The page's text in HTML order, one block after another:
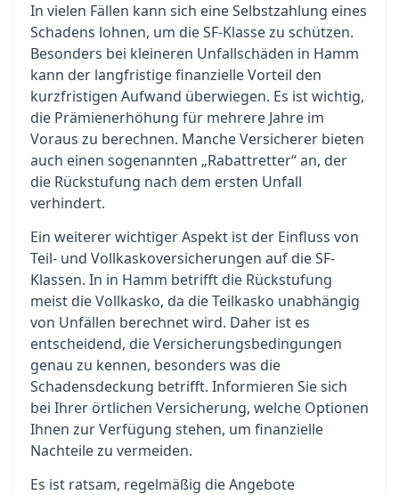
In vielen Fällen kann sich eine Selbstzahlung eines
Schadens lohnen, um die SF-Klasse zu schützen.
Besonders bei kleineren Unfallschäden in Hamm
kann der langfristige finanzielle Vorteil den
kurzfristigen Aufwand überwiegen. Es ist wichtig,
die Prämienerhöhung für mehrere Jahre im
Voraus zu berechnen. Manche Versicherer bieten
auch einen sogenannten „Rabattretter“ an, der
die Rückstufung nach dem ersten Unfall
verhindert.
Ein weiterer wichtiger Aspekt ist der Einfluss von
Teil- und Vollkaskoversicherungen auf die SF-
Klassen. In in Hamm betrifft die Rückstufung
meist die Vollkasko, da die Teilkasko unabhängig
von Unfällen berechnet wird. Daher ist es
entscheidend, die Versicherungsbedingungen
genau zu kennen, besonders was die
Schadensdeckung betrifft. Informieren Sie sich
bei Ihrer örtlichen Versicherung, welche Optionen
Ihnen zur Verfügung stehen, um finanzielle
Nachteile zu vermeiden.
Es ist ratsam, regelmäßig die Angebote